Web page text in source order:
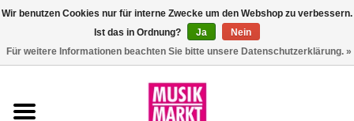
Wir benutzen Cookies nur für interne Zwecke um den Webshop zu verbessern.
Ist das in Ordnung?
Ja
Nein
Für weitere Informationen beachten Sie bitte unsere Datenschutzerklärung. »